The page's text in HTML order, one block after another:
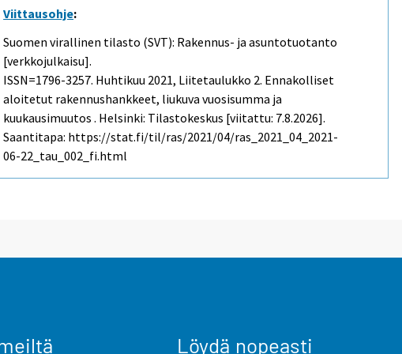
Viittausohje:
Suomen virallinen tilasto (SVT): Rakennus- ja asuntotuotanto
[verkkojulkaisu].
ISSN=1796-3257. Huhtikuu 2021, Liitetaulukko 2. Ennakolliset
aloitetut rakennushankkeet, liukuva vuosisumma ja
kuukausimuutos . Helsinki: Tilastokeskus [viitattu: 7.8.2026].
Saantitapa: https://stat.fi/til/ras/2021/04/ras_2021_04_2021-
06-22_tau_002_fi.html
Löydä nopeasti